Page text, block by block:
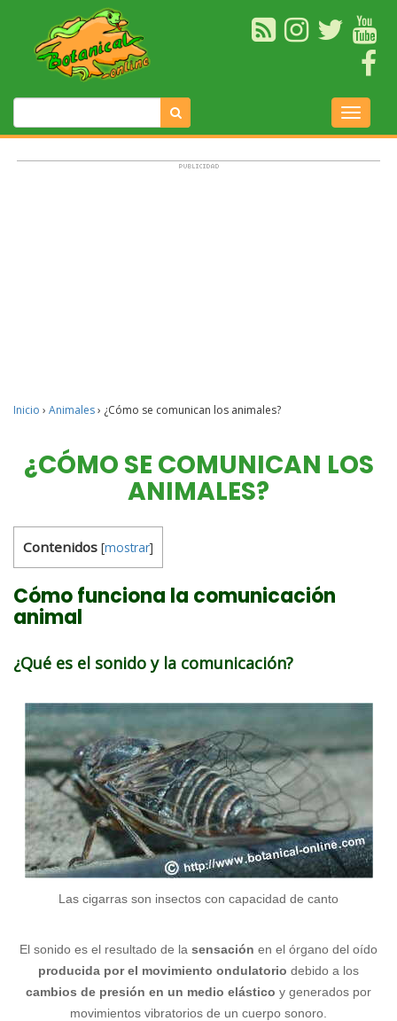
Inicio › Animales› ¿Cómo se comunican los animales?
¿CÓMO SE COMUNICAN LOS
ANIMALES?
Contenidos [mostrar]
Cómo funciona la comunicación
animal
¿Qué es el sonido y la comunicación?
Las cigarras son insectos con capacidad de canto
El sonido es el resultado de la sensación en el órgano del oído
producida por el movimiento ondulatorio debido a los
cambios de presión en un medio elástico y generados por
movimientos vibratorios de un cuerpo sonoro.